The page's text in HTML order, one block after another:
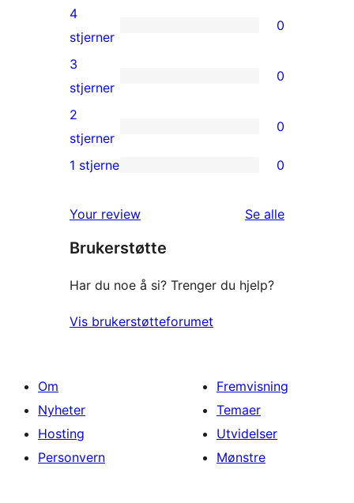
5-
star
review
0
4-
star
reviews
4
stjerner
0
0
3-
star
reviews
3
stjerner
0
0
2-
reviews
2
stjerner
0
star
reviews
1 stjerne 0
Your review Se alleomtalene
Brukerstøtte
Har du noe å si? Trenger du hjelp?
Vis brukerstøtteforumet
Om
Nyheter
Hosting
Personvern
Fremvisning
Temaer
Utvidelser
Mønstre